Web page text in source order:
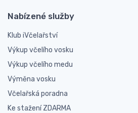
Nabízené služby
Klub iVčelařství
Výkup včelího vosku
Výkup včelího medu
Výměna vosku
Včelařská poradna
Ke stažení ZDARMA